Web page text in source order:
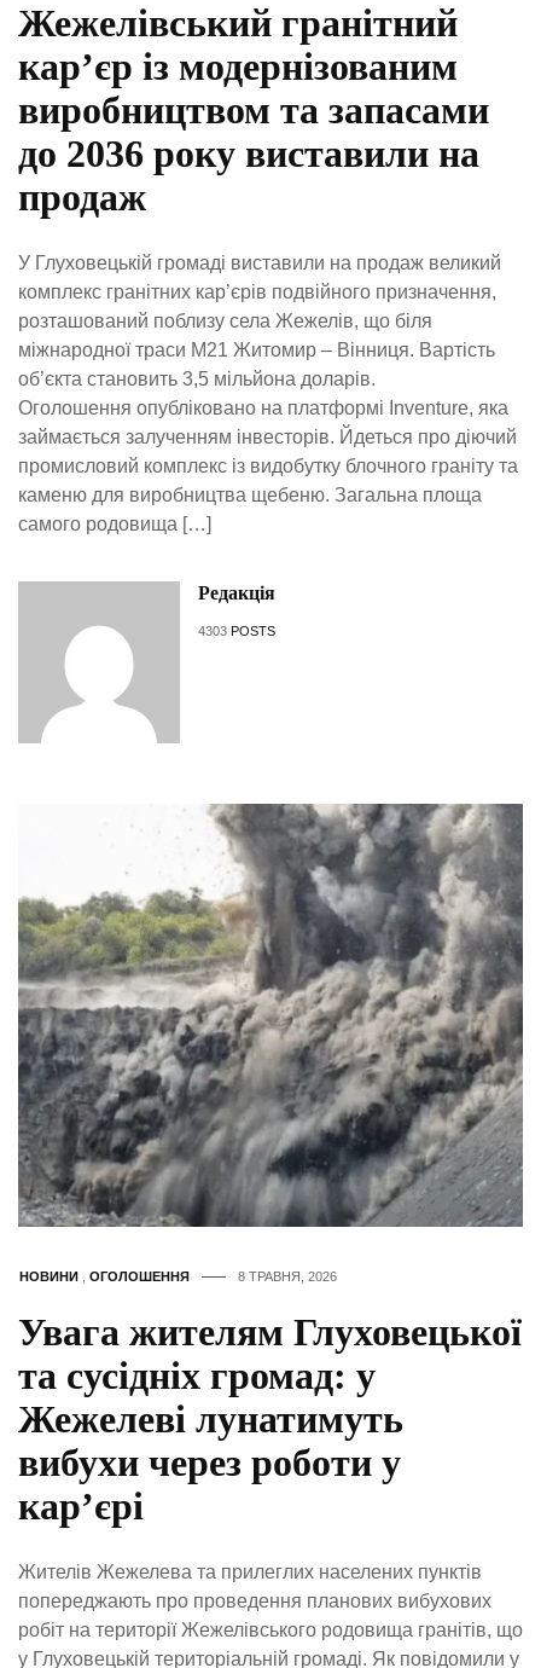
Жежелівський гранітний
кар’єр із модернізованим
виробництвом та запасами
до 2036 року виставили на
продаж
У Глуховецькій громаді виставили на продаж великий
комплекс гранітних кар’єрів подвійного призначення,
розташований поблизу села Жежелів, що біля
міжнародної траси М21 Житомир – Вінниця. Вартість
об’єкта становить 3,5 мільйона доларів.
Оголошення опубліковано на платформі Inventure, яка
займається залученням інвесторів. Йдеться про діючий
промисловий комплекс із видобутку блочного граніту та
каменю для виробництва щебеню. Загальна площа
самого родовища […]
Редакція
4303 POSTS
НОВИНИ ОГОЛОШЕННЯ 8 ТРАВНЯ, 2026
Увага жителям Глуховецької
та сусідніх громад: у
Жежелеві лунатимуть
вибухи через роботи у
кар’єрі
Жителів Жежелева та прилеглих населених пунктів
попереджають про проведення планових вибухових
робіт на території Жежелівського родовища гранітів, що
у Глуховецькій територіальній громаді. Як повідомили у